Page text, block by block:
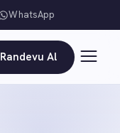
WhatsApp
Randevu Al